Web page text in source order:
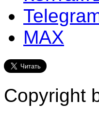
MAX
Copyright